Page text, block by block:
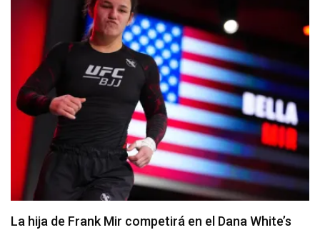
La hija de Frank Mir competirá en el Dana White’s